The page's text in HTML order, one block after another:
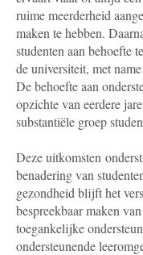
ruime meerderheid
maken te hebben.
studenten aan behoefte
de universiteit, met
De behoefte aan
opzichte van eerdere
substantiële groep
Deze uitkomsten
benadering van
gezondheid blijft het
bespreekbaar maken
toegankelijke
ondersteunende